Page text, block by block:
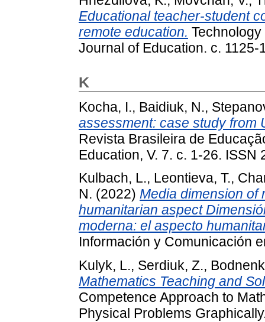
Educational teacher-student
remote education.
Journal of Education. с. 1125-
K
Kocha, I., Baidiuk, N.,
assessment: case study from
Revista Brasileira de
Education, V. 7. с. 1-26. ISSN
Kulbach, L., Leontieva, T.,
N. (2022) Media dimension of
humanitarian aspect
moderna: el aspecto
Información y Comunicación
Kulyk, L., Serdiuk, Z.,
Mathematics Teaching and
Competence Approach to
Physical Problems